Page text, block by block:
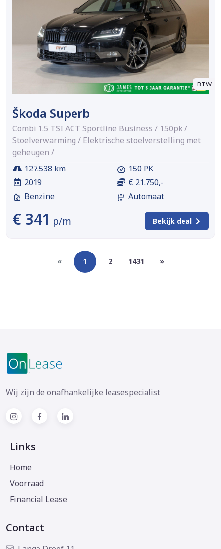
BTW
Škoda Superb
Combi 1.5 TSI ACT Sportline Business / 150pk /
Stoelverwarming / Elektrische stoelverstelling met
geheugen /
127.538 km
2019
Benzine
150 PK
€ 21.750,-
Automaat
€ 341 p/m Bekijk deal
« 1 2 1431 »
Wij zijn de onafhankelijke leasespecialist
Links
Home
Voorraad
Financial Lease
Contact